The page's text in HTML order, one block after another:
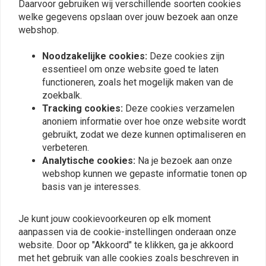
Een paar woorden over opruwen: we doen niet aan onze tralies
risers, waardoor de klemkracht in gevaar komt. Voorraad en aftermarket
stalen risers die gewoonlijk worden aangetroffen op cruisers en op
maat gemaakte grote tweelingen hebben een materiedichtheid die 4
keer groter is dan aluminium. Deze dichtheid laat niet toe dat het
gekartelde materiaal in het stijgbuismateriaal bijt, wat op zijn beurt de
klemkracht nadelig beïnvloedt.
Plaats ook een review
Vergelijkbare producten
Daarvoor gebruiken wij verschillende soorten cookies
welke gegevens opslaan over jouw bezoek aan onze
webshop.
Noodzakelijke cookies: Deze cookies zijn
essentieel om onze website goed te laten
functioneren, zoals het mogelijk maken van de
zoekbalk.
Tracking cookies: Deze cookies verzamelen
anoniem informatie over hoe onze website wordt
gebruikt, zodat we deze kunnen optimaliseren en
verbeteren.
Analytische cookies: Na je bezoek aan onze
webshop kunnen we gepaste informatie tonen op
basis van je interesses.
Je kunt jouw cookievoorkeuren op elk moment
aanpassen via de cookie-instellingen onderaan onze
website. Door op "Akkoord" te klikken, ga je akkoord
met het gebruik van alle cookies zoals beschreven in